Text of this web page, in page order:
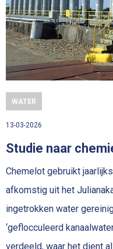
WATER
13-03-2026
Studie naar
Chemelot gebruikt
afkomstig uit het
ingetrokken water
‘geflocculeerd
verdeeld, waar het dient